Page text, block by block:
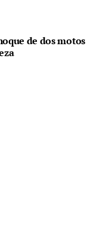
de dos motos